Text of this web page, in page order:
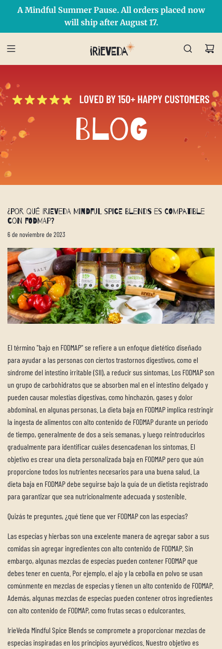
A Mindful Summer Pause. All orders placed now
will ship after August 17.
SHOP NOW
Blog
¿Por qué IrieVeda Mindful Spice Blends es compatible
con FODMAP?
6 de noviembre de 2023
El término "bajo en FODMAP" se refiere a un enfoque dietético diseñado
para ayudar a las personas con ciertos trastornos digestivos, como el
síndrome del intestino irritable (SII), a reducir sus síntomas. Los FODMAP son
un grupo de carbohidratos que se absorben mal en el intestino delgado y
pueden causar molestias digestivas, como hinchazón, gases y dolor
abdominal, en algunas personas. La dieta baja en FODMAP implica restringir
la ingesta de alimentos con alto contenido de FODMAP durante un período
de tiempo, generalmente de dos a seis semanas, y luego reintroducirlos
gradualmente para identificar cuáles desencadenan los síntomas. El
objetivo es crear una dieta personalizada baja en FODMAP pero que aún
proporcione todos los nutrientes necesarios para una buena salud. La
dieta baja en FODMAP debe seguirse bajo la guía de un dietista registrado
para garantizar que sea nutricionalmente adecuada y sostenible.
Quizás te preguntes, ¿qué tiene que ver FODMAP con las especias?
Las especias y hierbas son una excelente manera de agregar sabor a sus
comidas sin agregar ingredientes con alto contenido de FODMAP. Sin
embargo, algunas mezclas de especias pueden contener FODMAP que
debes tener en cuenta. Por ejemplo, el ajo y la cebolla en polvo se usan
comúnmente en mezclas de especias y tienen un alto contenido de FODMAP.
Además, algunas mezclas de especias pueden contener otros ingredientes
con alto contenido de FODMAP, como frutas secas o edulcorantes.
IrieVeda Mindful Spice Blends se compromete a proporcionar mezclas de
especias inspiradas en los principios ayurvédicos. Nuestro objetivo es